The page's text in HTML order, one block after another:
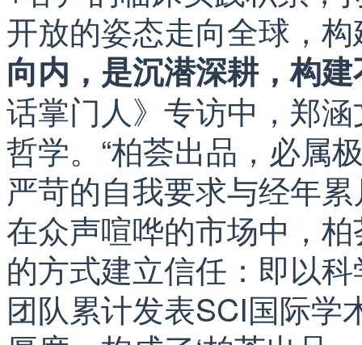
开放的姿态走向全球，
向内，是沉潜深耕，构
话掌门人》专访中，郑
哲学。“柏荟出品，必属
严苛的自我要求与经年
在众声喧哗的市场中，
的方式建立信任：即以
团队累计发表SCI国际学